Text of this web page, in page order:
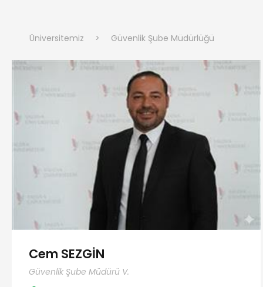
Üniversitemiz > Güvenlik Şube Müdürlüğü
Cem SEZGİN
Güvenlik Şube Müdürü V.